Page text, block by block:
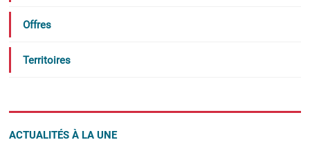
Offres
Territoires
ACTUALITÉS À LA UNE